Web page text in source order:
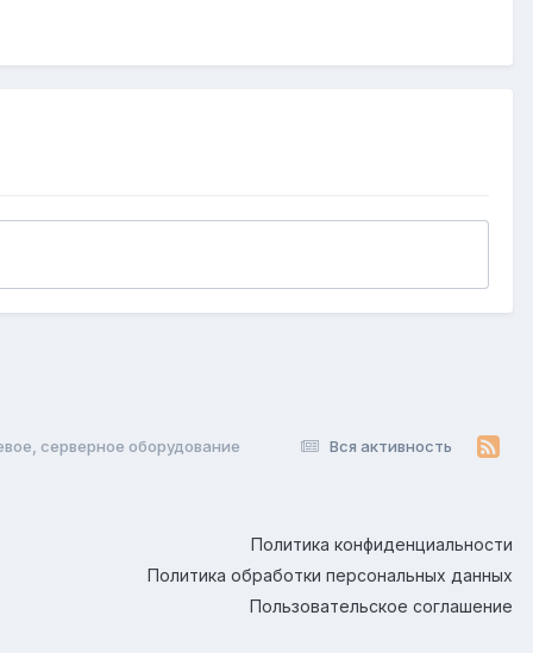
Вся активность
серверное оборудование
Политика конфиденциальности
Политика обработки персональных данных
Пользовательское соглашение